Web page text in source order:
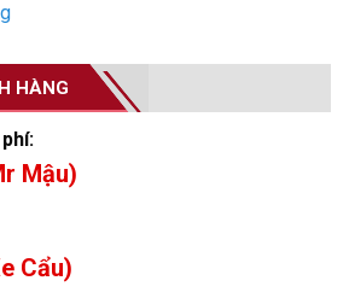
HÀNG
Mậu)
Cẩu)